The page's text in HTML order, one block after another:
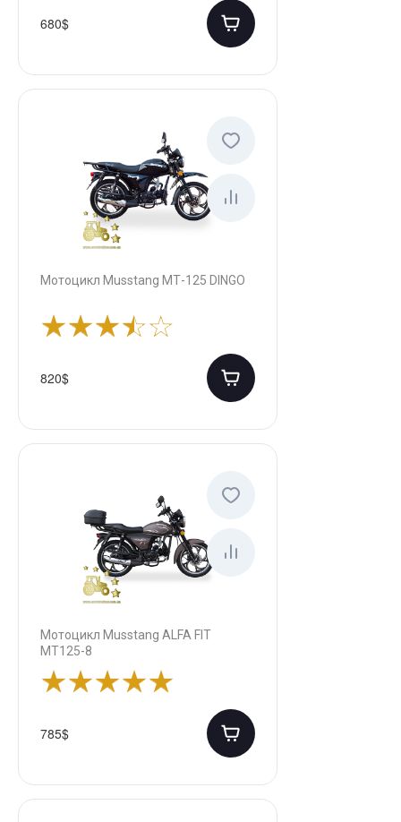
680$
Мотоцикл Musstang МТ-125 DINGO
820$
Мотоцикл Musstang ALFA FIT
MT125-8
785$